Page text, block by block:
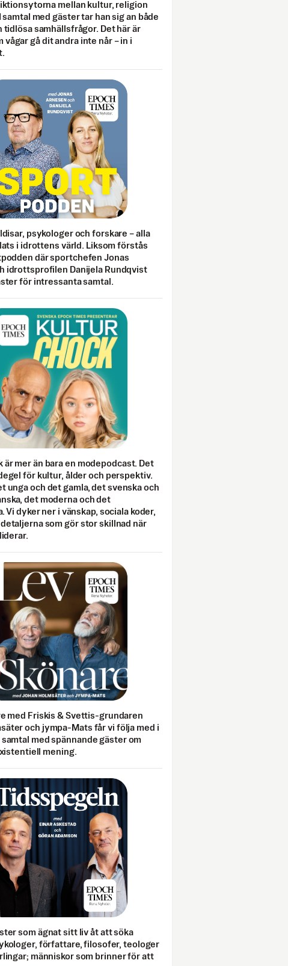
mellan kultur, religion
samtal med gäster tar han sig an både
tidlösa samhällsfrågor. Det här är
vågar gå dit andra inte når – in i
psykologer och forskare – alla
i idrottens värld. Liksom förstås
där sportchefen Jonas
idrottsprofilen Danijela Rundqvist
för intressanta samtal.
är mer än bara en modepodcast. Det
för kultur, ålder och perspektiv.
unga och det gamla, det svenska och
det moderna och det
Vi dyker ner i vänskap, sociala koder,
som gör stor skillnad när
med Friskis & Svettis-grundaren
och jympa-Mats får vi följa med i
med spännande gäster om
mening.
som ägnat sitt liv åt att söka
författare, filosofer, teologer
människor som brinner för att